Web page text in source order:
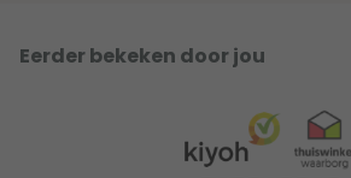
Eerder bekeken door jou